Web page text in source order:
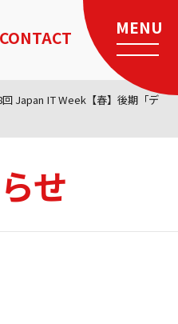
CONTACT
回 Japan IT Week【春】後期「デ
せ